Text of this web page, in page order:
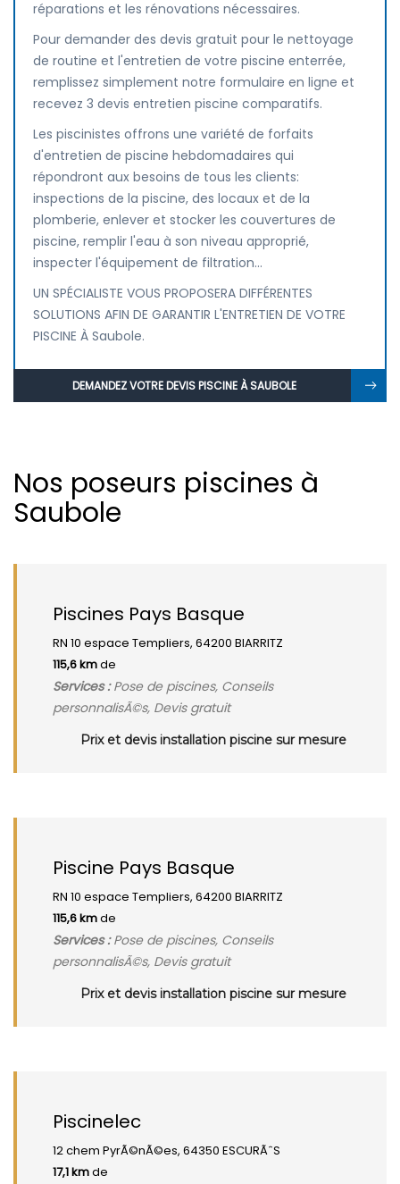
réparations et les rénovations nécessaires.
Pour demander des devis gratuit pour le nettoyage
de routine et l'entretien de votre piscine enterrée,
remplissez simplement notre formulaire en ligne et
recevez 3 devis entretien piscine comparatifs.
Les piscinistes offrons une variété de forfaits
d'entretien de piscine hebdomadaires qui
répondront aux besoins de tous les clients:
inspections de la piscine, des locaux et de la
plomberie, enlever et stocker les couvertures de
piscine, remplir l'eau à son niveau approprié,
inspecter l'équipement de filtration...
UN SPÉCIALISTE VOUS PROPOSERA DIFFÉRENTES
SOLUTIONS AFIN DE GARANTIR L'ENTRETIEN DE VOTRE
PISCINE À Saubole.
DEMANDEZ VOTRE DEVIS PISCINE À SAUBOLE
Nos poseurs piscines à
Saubole
Piscines Pays Basque
RN 10 espace Templiers, 64200 BIARRITZ
115,6 kmde
Services :Pose de piscines, Conseils
personnalisÃ©s, Devis gratuit
Prix et devis installation piscine sur mesure
Piscine Pays Basque
RN 10 espace Templiers, 64200 BIARRITZ
115,6 kmde
Services :Pose de piscines, Conseils
personnalisÃ©s, Devis gratuit
Prix et devis installation piscine sur mesure
Piscinelec
12 chem PyrÃ©nÃ©es, 64350 ESCURÃˆS
17,1 kmde